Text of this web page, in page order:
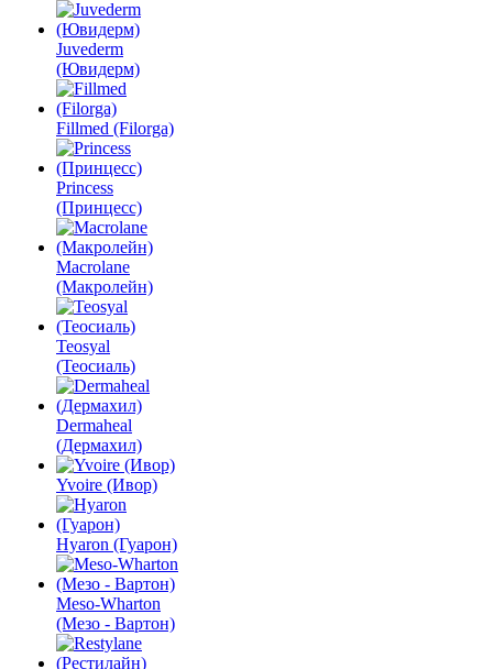
Juvederm
(Ювидерм)
Fillmed (Filorga)
Princess
(Принцесс)
Macrolane
(Макролейн)
Teosyal
(Теосиаль)
Dermaheal
(Дермахил)
Yvoire (Ивор)
Hyaron (Гуарон)
Meso-Wharton
(Мезо - Вартон)